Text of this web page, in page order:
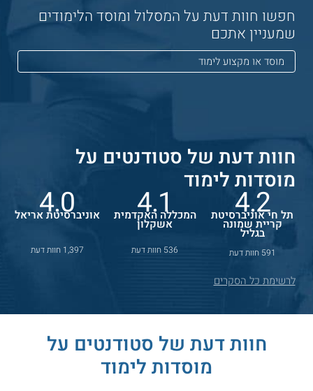
חפשו חוות דעת על המסלול ומוסד הלימודים
שמעניין אתכם
חוות דעת של סטודנטים על
מוסדות לימוד
4.2
תל חי אוניברסיטת
קריית שמונה
בגליל
591 חוות דעת
4.1
המכללה האקדמית
אשקלון
536 חוות דעת
4.0
אוניברסיטת אריאל
1,397 חוות דעת
לרשימת כל הסקרים
חוות דעת של סטודנטים על
מוסדות לימוד